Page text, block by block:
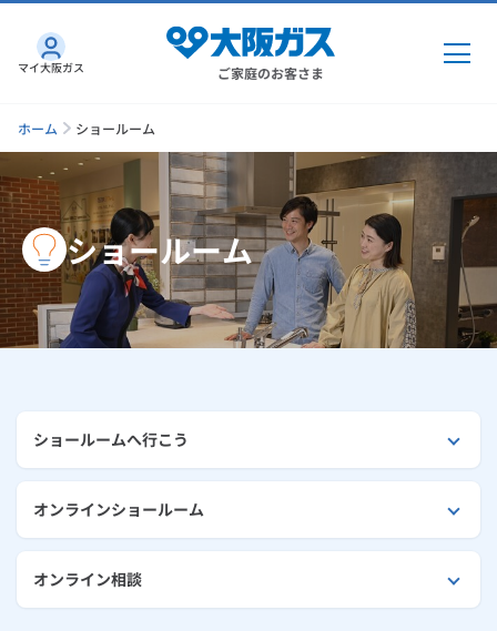
ご家庭のお客さま
ガス・電気
ガス・電気トップ
ガス
GAS得プラン
一般料金
「大阪ガスの都市ガス」への切り替えについて
電気トップ
「大阪ガスの電気」が選ばれる理由
電気料金メニュー
まとめプラン紹介
ガスと電気の使用開始の申込
インターネット
インターネットトップ
さすガねっとのメリット
料金プラン
工事・開通までの流れ
通信速度測定
機器
キッチン
修理
くらしのサービス
リフォーム・リノベーション
リフォーム・リノベーショントップ
安心・安全
お手続き・サポート
ショールーム
マイ大阪ガス
ホーム ショールーム
ショールーム
ショールームへ行こう
オンラインショールーム
オンライン相談